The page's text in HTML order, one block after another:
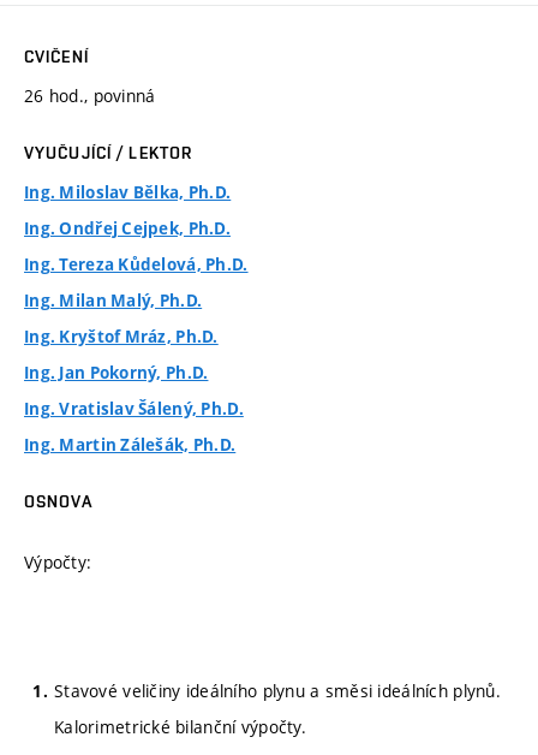
CVIČENÍ
26 hod., povinná
VYUČUJÍCÍ / LEKTOR
Ing. Miloslav Bělka, Ph.D.
Ing. Ondřej Cejpek, Ph.D.
Ing. Tereza Kůdelová, Ph.D.
Ing. Milan Malý, Ph.D.
Ing. Kryštof Mráz, Ph.D.
Ing. Jan Pokorný, Ph.D.
Ing. Vratislav Šálený, Ph.D.
Ing. Martin Zálešák, Ph.D.
OSNOVA
Výpočty:
Stavové veličiny ideálního plynu a směsi ideálních plynů.
Kalorimetrické bilanční výpočty.